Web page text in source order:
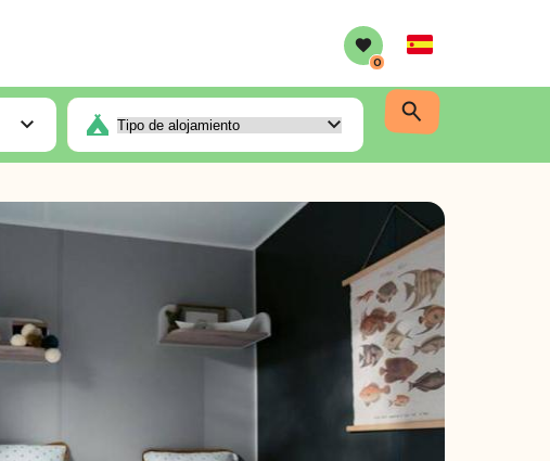
0
Spanish